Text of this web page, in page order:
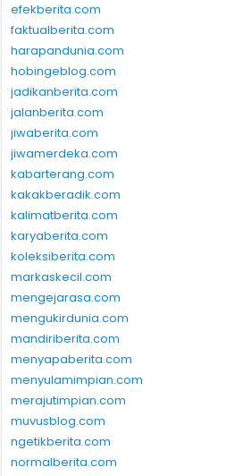
efekberita.com
faktualberita.com
harapandunia.com
hobingeblog.com
jadikanberita.com
jalanberita.com
jiwaberita.com
jiwamerdeka.com
kabarterang.com
kakakberadik.com
kalimatberita.com
karyaberita.com
koleksiberita.com
markaskecil.com
mengejarasa.com
mengukirdunia.com
mandiriberita.com
menyapaberita.com
menyulamimpian.com
merajutimpian.com
muvusblog.com
ngetikberita.com
normalberita.com